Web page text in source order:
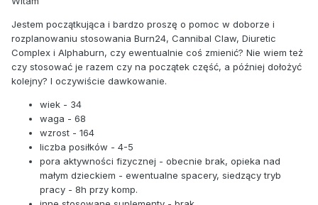
Jestem początkująca i bardzo proszę o pomoc w doborze i
rozplanowaniu stosowania Burn24, Cannibal Claw, Diuretic
Complex i Alphaburn, czy ewentualnie coś zmienić? Nie wiem też
czy stosować je razem czy na początek część, a później dołożyć
kolejny? I oczywiście dawkowanie.
wiek - 34
waga - 68
wzrost - 164
liczba posiłków - 4-5
pora aktywności fizycznej - obecnie brak, opieka nad
małym dzieckiem - ewentualne spacery, siedzący tryb
pracy - 8h przy komp.